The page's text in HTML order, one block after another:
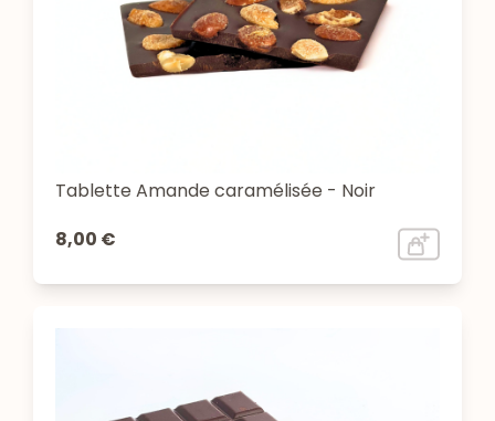
Tablette Amande caramélisée - Noir
8,00 €